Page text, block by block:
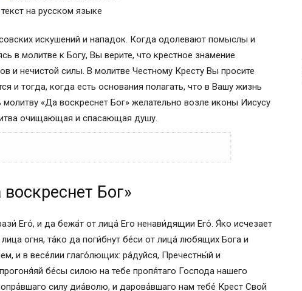
искушений и нападок. Когда одолевают помыслы и
в молитве к Богу, Вы верите, что крестное знамение
и нечистой силы. В молитве Честному Кресту Вы просите
и тогда, когда есть основания полагать, что в Вашу жизнь
молитву «Да воскреснет Бог» желательно возле иконы Иисусу
очищающая и спасающая душу.
Кресту
Бог»
Его́, и да бежа́т от лица́ Его ненави́дящии Его́. Я́ко исчезает
огня, та́ко да поги́бнут бе́си от лица́ любящих Бога и
и в весе́лии глаго́лющих: ра́дуйся, Пречестны́й и
бе́сы силою на тебе пропя́таго Господа нашего
силу диа́волю, и дарова́вшаго нам тебе́ Крест Свой